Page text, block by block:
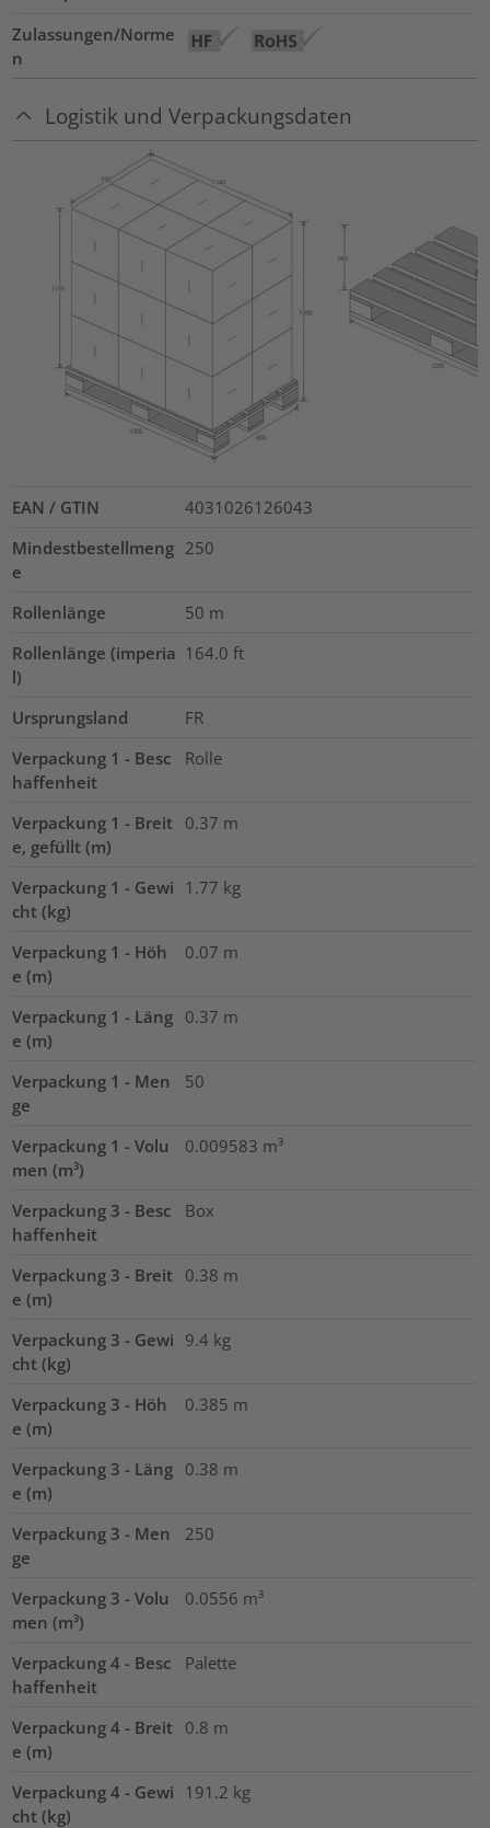
Zulassungen/Norme
n
Logistik und Verpackungsdaten
EAN / GTIN
4031026126043
Mindestbestellmeng
e
250
Rollenlänge 50 m
Rollenlänge (imperia
l)
164.0 ft
Ursprungsland
FR
Verpackung 1 - Besc
haffenheit
Rolle
Verpackung 1 - Breit
e, gefüllt (m)
0.37 m
Verpackung 1 - Gewi
cht (kg)
1.77 kg
Verpackung 1 - Höh
e (m)
0.07 m
Verpackung 1 - Läng
e (m)
0.37 m
Verpackung 1 - Men
ge
50
Verpackung 1 - Volu
men (m³)
0.009583 m³
Verpackung 3 - Besc
haffenheit
Box
Verpackung 3 - Breit
e (m)
0.38 m
Verpackung 3 - Gewi
cht (kg)
9.4 kg
Verpackung 3 - Höh
e (m)
0.385 m
Verpackung 3 - Läng
e (m)
0.38 m
Verpackung 3 - Men
ge
250
Verpackung 3 - Volu
men (m³)
0.0556 m³
Verpackung 4 - Besc
haffenheit
Palette
Verpackung 4 - Breit
e (m)
0.8 m
Verpackung 4 - Gewi
cht (kg)
191.2 kg